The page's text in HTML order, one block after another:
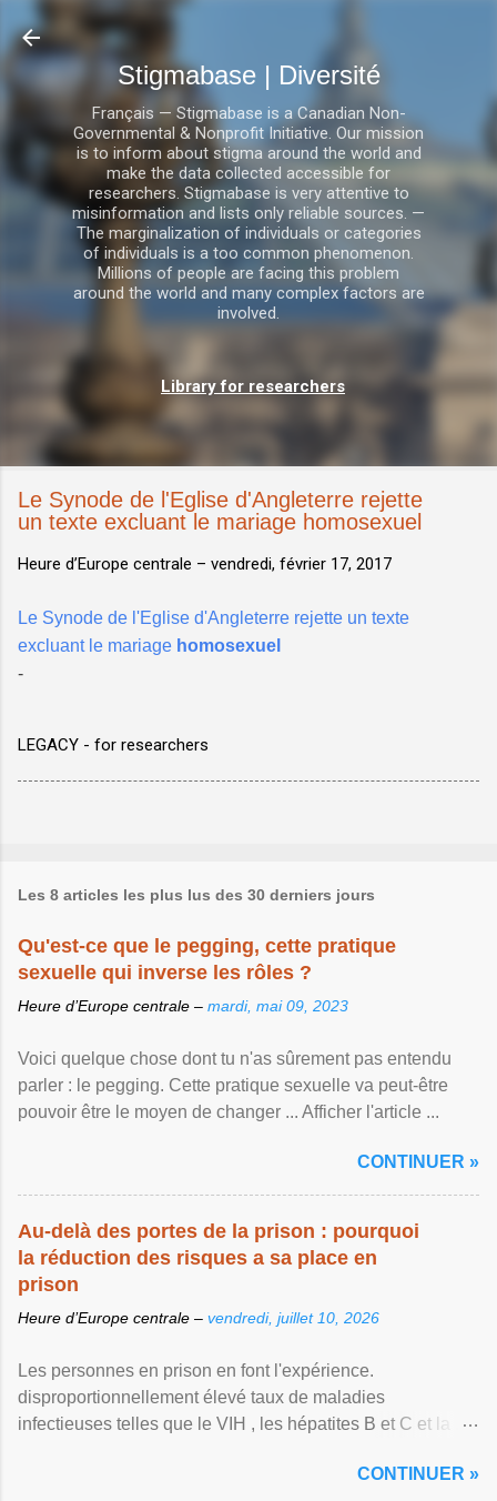
Stigmabase | Diversité
Français — Stigmabase is a Canadian Non-
Governmental & Nonprofit Initiative. Our mission
is to inform about stigma around the world and
make the data collected accessible for
researchers. Stigmabase is very attentive to
misinformation and lists only reliable sources. —
The marginalization of individuals or categories
of individuals is a too common phenomenon.
Millions of people are facing this problem
around the world and many complex factors are
involved.
Library for researchers
Le Synode de l'Eglise d'Angleterre rejette
un texte excluant le mariage homosexuel
Heure d’Europe centrale – vendredi, février 17, 2017
Le Synode de l'Eglise d'Angleterre rejette un texte
excluant le mariage homosexuel
-
LEGACY - for researchers
Les 8 articles les plus lus des 30 derniers jours
Qu'est-ce que le pegging, cette pratique
sexuelle qui inverse les rôles ?
Heure d’Europe centrale – mardi, mai 09, 2023
Voici quelque chose dont tu n'as sûrement pas entendu
parler : le pegging. Cette pratique sexuelle va peut-être
pouvoir être le moyen de changer ... Afficher l'article ...
CONTINUER »
Au-delà des portes de la prison : pourquoi
la réduction des risques a sa place en
prison
Heure d’Europe centrale – vendredi, juillet 10, 2026
Les personnes en prison en font l'expérience.
disproportionnellement élevé taux de maladies
infectieuses telles que le VIH , les hépatites B et C et la ...
CONTINUER »